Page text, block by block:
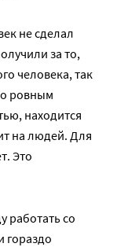
не сделал
за то,
человека, так
ровным
находится
на людей. Для
Это
работать со
гораздо